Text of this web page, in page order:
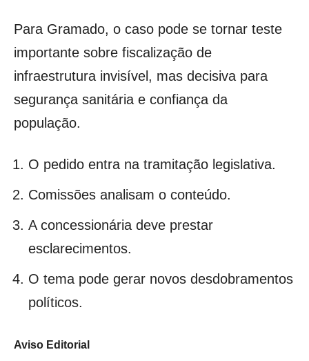
Para Gramado, o caso pode se tornar teste
importante sobre fiscalização de
infraestrutura invisível, mas decisiva para
segurança sanitária e confiança da
população.
O pedido entra na tramitação legislativa.
Comissões analisam o conteúdo.
A concessionária deve prestar
esclarecimentos.
O tema pode gerar novos desdobramentos
políticos.
Aviso Editorial